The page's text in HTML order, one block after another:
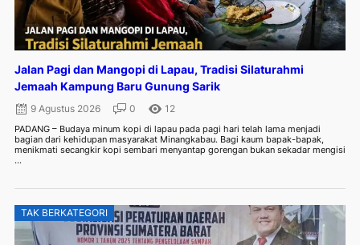
Jalan Pagi dan Mangopi di Lapau, Tradisi Silaturahmi
Jemaah Kampung Baru Gunung Sarik
9 Agustus 2026 0 12
PADANG – Budaya minum kopi di lapau pada pagi hari telah lama menjadi
bagian dari kehidupan masyarakat Minangkabau. Bagi kaum bapak-bapak,
menikmati secangkir kopi sembari menyantap gorengan bukan sekadar mengisi
...
TAK BERKATEGORI